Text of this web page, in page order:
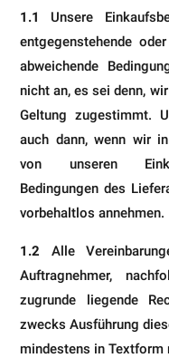
1.1
Unsere
entgegenstehende
abweichende
nicht an, es sei denn,
Geltung zugestimmt.
auch dann, wenn wir
von unseren
Bedingungen des
vorbehaltlos annehmen.
1.2 Alle
Auftragnehmer,
zugrunde liegende
zwecks Ausführung
min­destens in Textform